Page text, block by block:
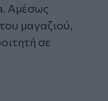
Αμέσως
μαγαζιού,
σε